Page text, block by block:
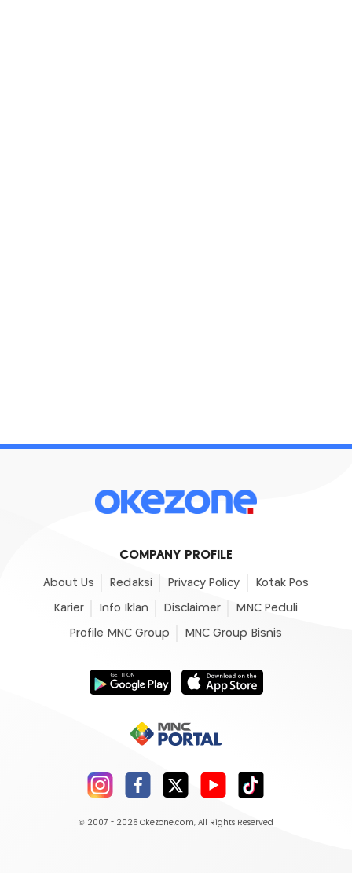
COMPANY PROFILE
About Us Redaksi Privacy Policy Kotak Pos
Karier Info Iklan Disclaimer MNC Peduli
Profile MNC Group MNC Group Bisnis
© 2007 - 2026 Okezone.com, All Rights Reserved